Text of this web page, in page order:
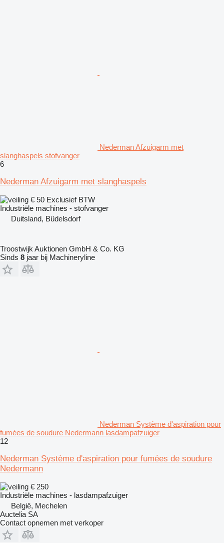
Nederman Afzuigarm met
slanghaspels stofvanger
6
Nederman Afzuigarm met slanghaspels
€ 50 Exclusief BTW
Industriële machines - stofvanger
Duitsland, Büdelsdorf
Troostwijk Auktionen GmbH & Co. KG
Sinds 8 jaar bij Machineryline
Nederman Système d'aspiration pour
fumées de soudure Nedermann lasdampafzuiger
12
Nederman Système d'aspiration pour fumées de soudure
Nedermann
€ 250
Industriële machines - lasdampafzuiger
België, Mechelen
Auctelia SA
Contact opnemen met verkoper